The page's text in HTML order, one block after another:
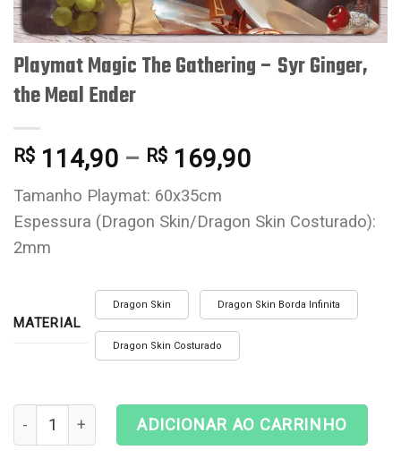
Playmat Magic The Gathering – Syr Ginger,
the Meal Ender
R$ 114,90 – R$ 169,90
Tamanho Playmat: 60x35cm
Espessura (Dragon Skin/Dragon Skin Costurado):
2mm
MATERIAL
Dragon Skin Dragon Skin Borda Infinita
Dragon Skin Costurado
Playmat Magic The Gathering - Syr Ginger, the Meal
ADICIONAR AO CARRINHO